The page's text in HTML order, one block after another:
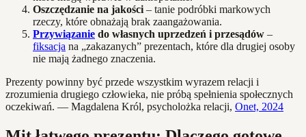
Oszczędzanie na jakości – tanie podróbki markowych
rzeczy, które obnażają brak zaangażowania.
Przywiązanie do własnych uprzedzeń i przesądów –
fiksacja na „zakazanych” prezentach, które dla drugiej osoby
nie mają żadnego znaczenia.
Prezenty powinny być przede wszystkim wyrazem relacji i
zrozumienia drugiego człowieka, nie próbą spełnienia społecznych
oczekiwań. — Magdalena Król, psycholożka relacji, Onet, 2024